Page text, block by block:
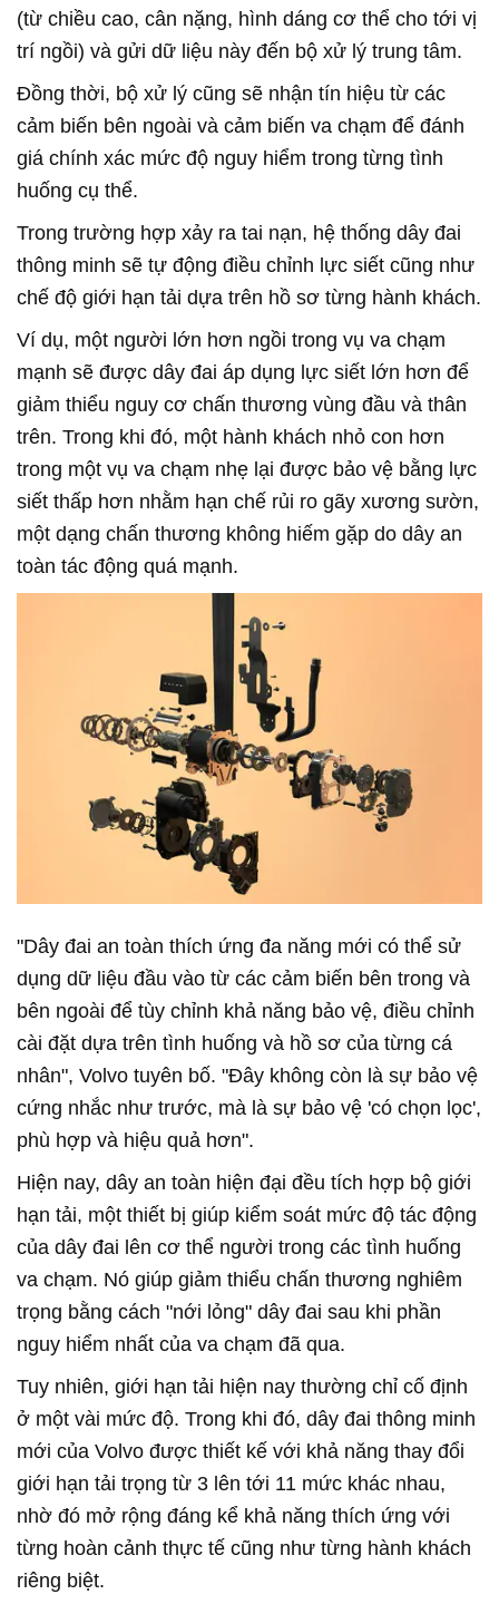
(từ chiều cao, cân nặng, hình dáng cơ thể cho tới vị
trí ngồi) và gửi dữ liệu này đến bộ xử lý trung tâm.
Đồng thời, bộ xử lý cũng sẽ nhận tín hiệu từ các
cảm biến bên ngoài và cảm biến va chạm để đánh
giá chính xác mức độ nguy hiểm trong từng tình
huống cụ thể.
Trong trường hợp xảy ra tai nạn, hệ thống dây đai
thông minh sẽ tự động điều chỉnh lực siết cũng như
chế độ giới hạn tải dựa trên hồ sơ từng hành khách.
Ví dụ, một người lớn hơn ngồi trong vụ va chạm
mạnh sẽ được dây đai áp dụng lực siết lớn hơn để
giảm thiểu nguy cơ chấn thương vùng đầu và thân
trên. Trong khi đó, một hành khách nhỏ con hơn
trong một vụ va chạm nhẹ lại được bảo vệ bằng lực
siết thấp hơn nhằm hạn chế rủi ro gãy xương sườn,
một dạng chấn thương không hiếm gặp do dây an
toàn tác động quá mạnh.
"Dây đai an toàn thích ứng đa năng mới có thể sử
dụng dữ liệu đầu vào từ các cảm biến bên trong và
bên ngoài để tùy chỉnh khả năng bảo vệ, điều chỉnh
cài đặt dựa trên tình huống và hồ sơ của từng cá
nhân", Volvo tuyên bố. "Đây không còn là sự bảo vệ
cứng nhắc như trước, mà là sự bảo vệ 'có chọn lọc',
phù hợp và hiệu quả hơn".
Hiện nay, dây an toàn hiện đại đều tích hợp bộ giới
hạn tải, một thiết bị giúp kiểm soát mức độ tác động
của dây đai lên cơ thể người trong các tình huống
va chạm. Nó giúp giảm thiểu chấn thương nghiêm
trọng bằng cách "nới lỏng" dây đai sau khi phần
nguy hiểm nhất của va chạm đã qua.
Tuy nhiên, giới hạn tải hiện nay thường chỉ cố định
ở một vài mức độ. Trong khi đó, dây đai thông minh
mới của Volvo được thiết kế với khả năng thay đổi
giới hạn tải trọng từ 3 lên tới 11 mức khác nhau,
nhờ đó mở rộng đáng kể khả năng thích ứng với
từng hoàn cảnh thực tế cũng như từng hành khách
riêng biệt.